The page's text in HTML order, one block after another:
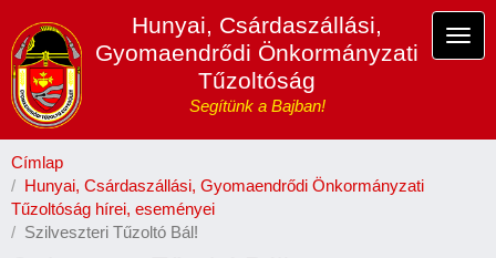
tartalomra
Hunyai, Csárdaszállási,
Gyomaendrődi Önkormányzati
Tűzoltóság
Segítünk a Bajban!
Címlap
Hunyai, Csárdaszállási, Gyomaendrődi Önkormányzati
Tűzoltóság hírei, eseményei
Szilveszteri Tűzoltó Bál!